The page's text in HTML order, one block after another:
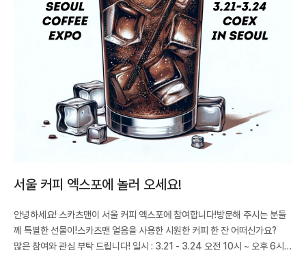
서울 커피 엑스포에 놀러 오세요!
안녕하세요! 스카츠맨이 서울 커피 엑스포에 참여합니다!방문해 주시는 분들
께 특별한 선물이!스카츠맨 얼음을 사용한 시원한 커피 한 잔 어떠신가요?
많은 참여와 관심 부탁 드립니다! 일시 : 3.21 - 3.24 오전 10시 ~ 오후 6시 (